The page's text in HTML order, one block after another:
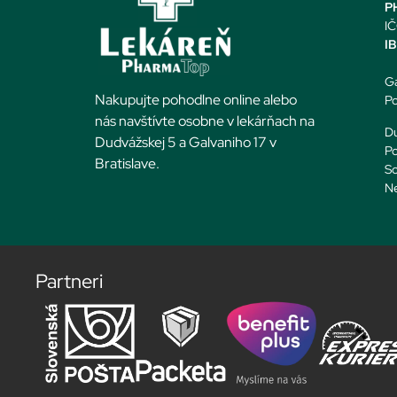
Nakupujte pohodlne online alebo
nás navštívte osobne v lekárňach na
Dudvážskej 5 a Galvaniho 17 v
Bratislave.
Partneri